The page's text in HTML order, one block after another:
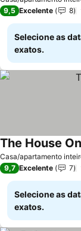
9,5 Excelente 8
Selecione as
exatos.
Casa/apartamento
The House
9,7 Excelente 7
Selecione as
exatos.